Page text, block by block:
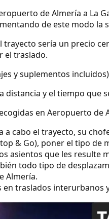
de Almería a La
de este modo la
trayecto sería un precio
el traslado.
y suplementos
distancia y el tiempo que
en Aeropuerto de
a cabo el trayecto, su
& Go), poner el tipo de
asientos que les resulte
todo tipo de
Almería.
en traslados interurbanos